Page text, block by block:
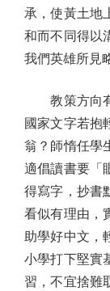
承，使黃土地
和而不同得以
我們英雄所見
教策方向有
國家文字若抱
翁？師惰任學
適倡讀書要「
得寫字，抄書
看似有理由，
助學好中文，
小學打下堅實
習，不宜捨難